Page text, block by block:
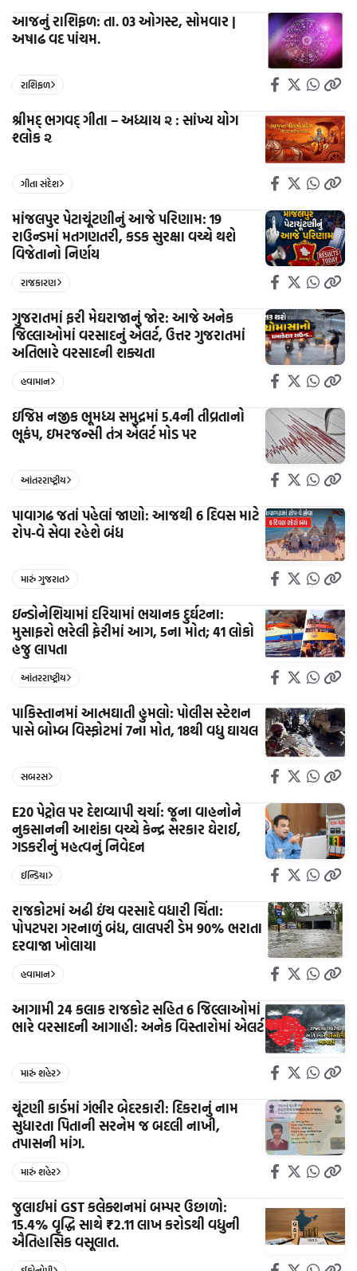
આજનું રાશિફળ: તા. 03 ઓગસ્ટ, સોમવાર |
અષાઢ વદ પાંચમ.
રાશિફળ
શ્રીમદ્ ભગવદ્ ગીતા – અધ્યાય ૨ : સાંખ્ય યોગ
શ્લોક ૨
ગીતા સંદેશ
માંજલપુર પેટાચૂંટણીનું આજે પરિણામ: 19
રાઉન્ડમાં મતગણતરી, કડક સુરક્ષા વચ્ચે થશે
વિજેતાનો નિર્ણય
રાજકારણ
ગુજરાતમાં ફરી મેઘરાજાનું જોર: આજે અનેક
જિલ્લાઓમાં વરસાદનું એલર્ટ, ઉત્તર ગુજરાતમાં
અતિભારે વરસાદની શક્યતા
હવામાન
ઇજિપ્ત નજીક ભૂમધ્ય સમુદ્રમાં 5.4ની તીવ્રતાનો
ભૂકંપ, ઇમરજન્સી તંત્ર એલર્ટ મોડ પર
આંતરરાષ્ટ્રીય
પાવાગઢ જતાં પહેલાં જાણો: આજથી 6 દિવસ માટે
રોપ-વે સેવા રહેશે બંધ
મારું ગુજરાત
ઇન્ડોનેશિયામાં દરિયામાં ભયાનક દુર્ઘટના:
મુસાફરો ભરેલી ફેરીમાં આગ, 5ના મોત; 41 લોકો
હજુ લાપતા
આંતરરાષ્ટ્રીય
પાકિસ્તાનમાં આત્મઘાતી હુમલો: પોલીસ સ્ટેશન
પાસે બોમ્બ વિસ્ફોટમાં 7ના મોત, 18થી વધુ ઘાયલ
સબરસ
E20 પેટ્રોલ પર દેશવ્યાપી ચર્ચા: જૂના વાહનોને
નુકસાનની આશંકા વચ્ચે કેન્દ્ર સરકાર ઘેરાઈ,
ગડકરીનું મહત્વનું નિવેદન
ઈન્ડિયા
રાજકોટમાં અઢી ઇંચ વરસાદે વધારી ચિંતા:
પોપટપરા ગરનાળું બંધ, લાલપરી ડેમ 90% ભરાતા
દરવાજા ખોલાયા
હવામાન
આગામી 24 કલાક રાજકોટ સહિત 6 જિલ્લાઓમાં
ભારે વરસાદની આગાહી: અનેક વિસ્તારોમાં એલર્ટ
મારું શહેર
ચૂંટણી કાર્ડમાં ગંભીર બેદરકારી: દિકરાનું નામ
સુધારતા પિતાની સરનેમ જ બદલી નાખી,
તપાસની માંગ.
મારું શહેર
જુલાઈમાં GST કલેક્શનમાં બમ્પર ઉછાળો:
15.4% વૃદ્ધિ સાથે ₹2.11 લાખ કરોડથી વધુની
ઐતિહાસિક વસૂલાત.